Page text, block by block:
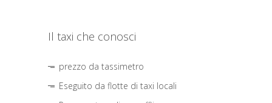
Il taxi che conosci
prezzo da tassimetro
Eseguito da flotte di taxi locali